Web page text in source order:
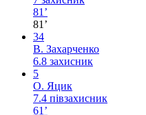
81’
81’
34
В. Захарченко
6.8 захисник
5
О. Яцик
7.4 півзахисник
61’